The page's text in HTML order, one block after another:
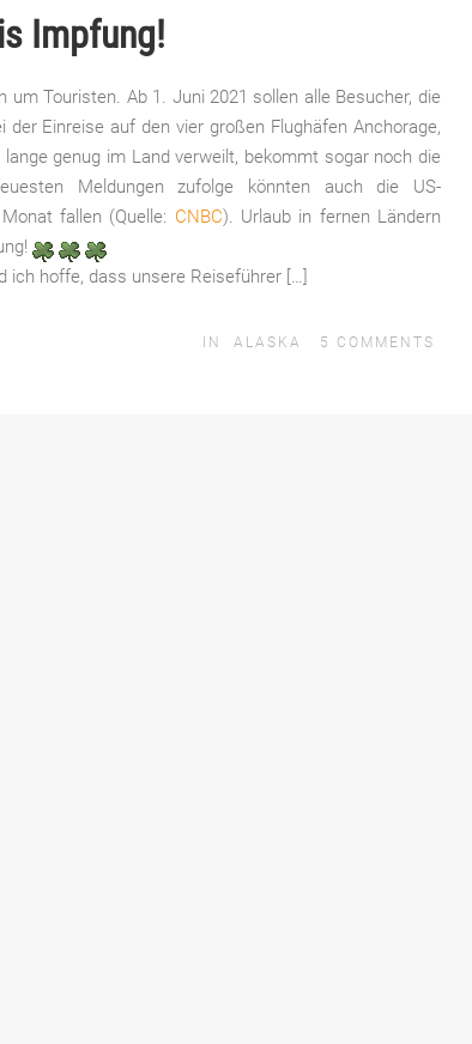
Impfung!
Touristen. Ab 1. Juni 2021 sollen alle Besucher, die
Einreise auf den vier großen Flughäfen Anchorage,
genug im Land verweilt, bekommt sogar noch die
Meldungen zufolge könnten auch die US-
fallen (Quelle: CNBC). Urlaub in fernen Ländern
ich hoffe, dass unsere Reiseführer […]
IN ALASKA 5 COMMENTS